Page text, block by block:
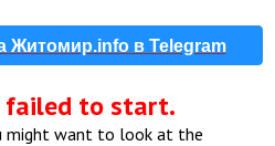
Житомир.info в Telegram
failed to start.
might want to look at the